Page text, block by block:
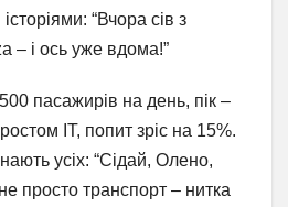
“Вчора сів з
– і ось уже вдома!”
пасажирів на день, пік –
IT, попит зріс на 15%.
усіх: “Сідай, Олено,
просто транспорт – нитка